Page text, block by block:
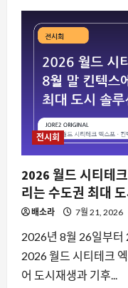
가
구
및
인
테
리
어
산
업
대
전
코
펀,
일
산
킨
텍
스
에
서
나
는
홈
빙
전시회
2026 월드 시티테
리는 수도권 최대
배소라 7월 21, 2026
2026년 8월 26일부터
2026 월드 시티테크
어 도시재생과 기후...